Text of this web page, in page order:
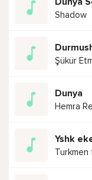
Shadow
Şükür
Dunya
Hemra
Yshk
Turkmen